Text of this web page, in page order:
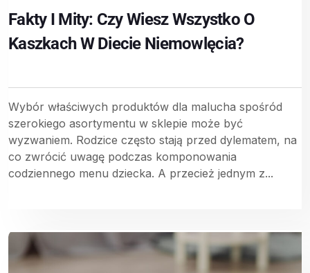
Fakty I Mity: Czy Wiesz Wszystko O
Kaszkach W Diecie Niemowlęcia?
Wybór właściwych produktów dla malucha spośród
szerokiego asortymentu w sklepie może być
wyzwaniem. Rodzice często stają przed dylematem, na
co zwrócić uwagę podczas komponowania
codziennego menu dziecka. A przecież jednym z...